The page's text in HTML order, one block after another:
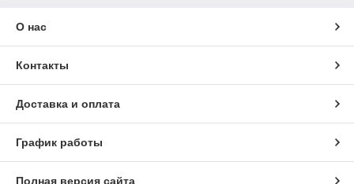
О нас
Контакты
Доставка и оплата
График работы
Полная версия сайта